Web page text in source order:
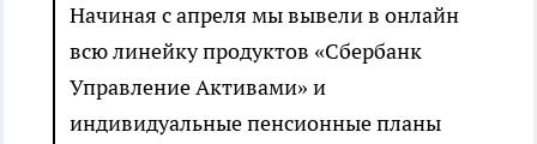
Начиная с апреля мы вывели в онлайн
всю линейку продуктов «Сбербанк
Управление Активами» и
индивидуальные пенсионные планы